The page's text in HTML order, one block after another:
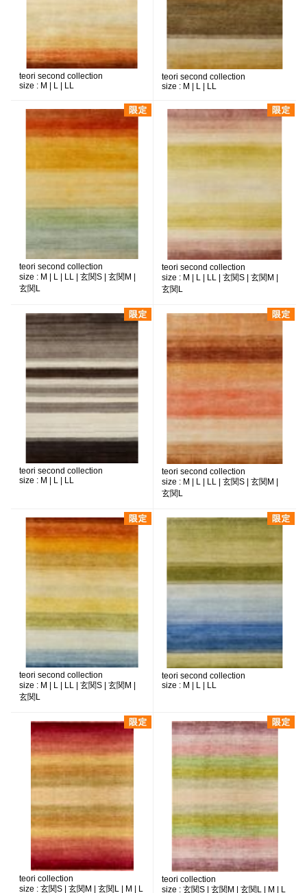
teori second collection
size : M | L | LL
teori second collection
size : M | L | LL
teori second collection
size : M | L | LL | 玄関S | 玄関M |
玄関L
teori second collection
size : M | L | LL | 玄関S | 玄関M |
玄関L
teori second collection
size : M | L | LL
teori second collection
size : M | L | LL | 玄関S | 玄関M |
玄関L
teori second collection
size : M | L | LL | 玄関S | 玄関M |
玄関L
teori second collection
size : M | L | LL
teori collection
size : 玄関S | 玄関M | 玄関L | M | L
teori collection
size : 玄関S | 玄関M | 玄関L | M | L